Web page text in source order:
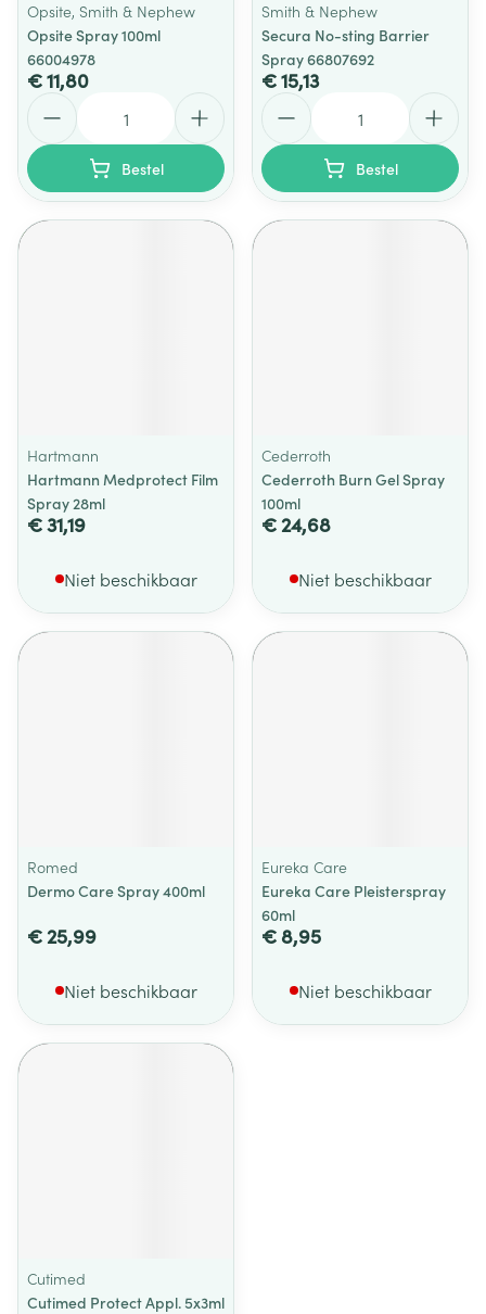
Opsite, Smith & Nephew
Opsite Spray 100ml
66004978
€ 11,80
Bestel
Smith & Nephew
Secura No-sting Barrier
Spray 66807692
€ 15,13
Bestel
Hartmann
Hartmann Medprotect Film
Spray 28ml
€ 31,19
Niet beschikbaar
Cederroth
Cederroth Burn Gel Spray
100ml
€ 24,68
Niet beschikbaar
Romed
Dermo Care Spray 400ml
€ 25,99
Niet beschikbaar
Eureka Care
Eureka Care Pleisterspray
60ml
€ 8,95
Niet beschikbaar
Cutimed
Cutimed Protect Appl. 5x3ml